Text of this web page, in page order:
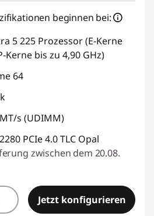
beginnen bei:
5 225 Prozessor (E-Kerne
Kerne bis zu 4,90 GHz)
64
s (UDIMM)
PCIe 4.0 TLC Opal
zwischen dem 20.08.
Jetzt konfigurieren